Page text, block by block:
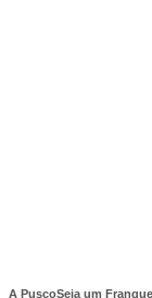
A PuscoSeja um